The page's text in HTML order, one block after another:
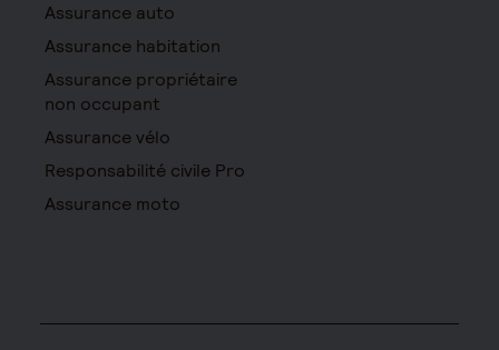
Assurance auto
Assurance habitation
Assurance propriétaire
non occupant
Assurance vélo
Responsabilité civile Pro
Assurance moto